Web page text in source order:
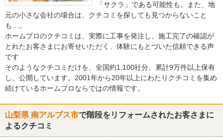
「サクラ」である可能性も。また、地
元の小さな会社の場合は、クチコミを探しても見つからないこと
も…。
ホームプロのクチコミは、実際に工事を発注し、施工完了の確認が
とれたお客さまにお寄せいただく、体験にもとづいた信頼できる声
です
そのようなクチコミだけを、全国約1,100社分、累計9万件以上保有
し、公開しています。2001年から20年以上にわたりクチコミを集め
続けているホームプロならではの情報です。
山梨県 南アルプス市で階段をリフォームされたお客さまに
よるクチコミ